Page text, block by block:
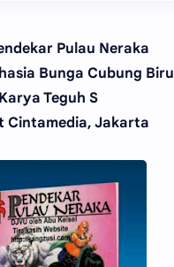
Pulau Neraka
Bunga Cubung Biru
Karya Teguh S
Cintamedia, Jakarta